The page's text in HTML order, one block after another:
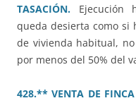
TASACIÓN. Ejecución
queda desierta como si
de vivienda habitual,
por menos del 50% del
428.** VENTA DE